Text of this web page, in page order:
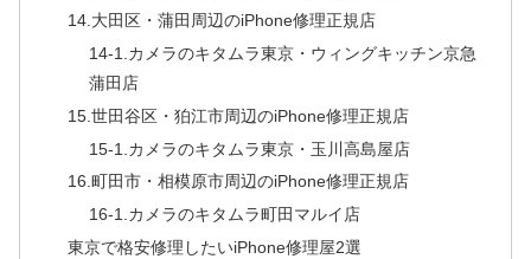
14.大田区・蒲田周辺のiPhone修理正規店
14-1.カメラのキタムラ東京・ウィングキッチン京急
蒲田店
15.世田谷区・狛江市周辺のiPhone修理正規店
15-1.カメラのキタムラ東京・玉川高島屋店
16.町田市・相模原市周辺のiPhone修理正規店
16-1.カメラのキタムラ町田マルイ店
東京で格安修理したいiPhone修理屋2選